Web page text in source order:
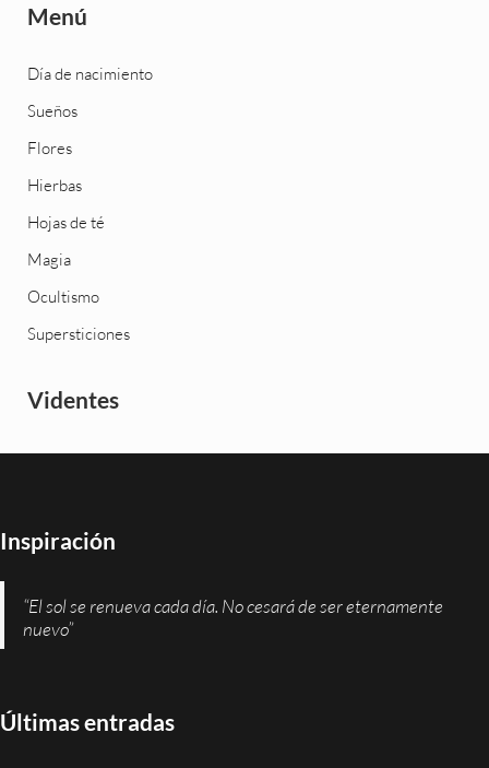
Menú
Día de nacimiento
Sueños
Flores
Hierbas
Hojas de té
Magia
Ocultismo
Supersticiones
Videntes
Inspiración
“El sol se renueva cada día. No cesará de ser eternamente
nuevo”
Últimas entradas